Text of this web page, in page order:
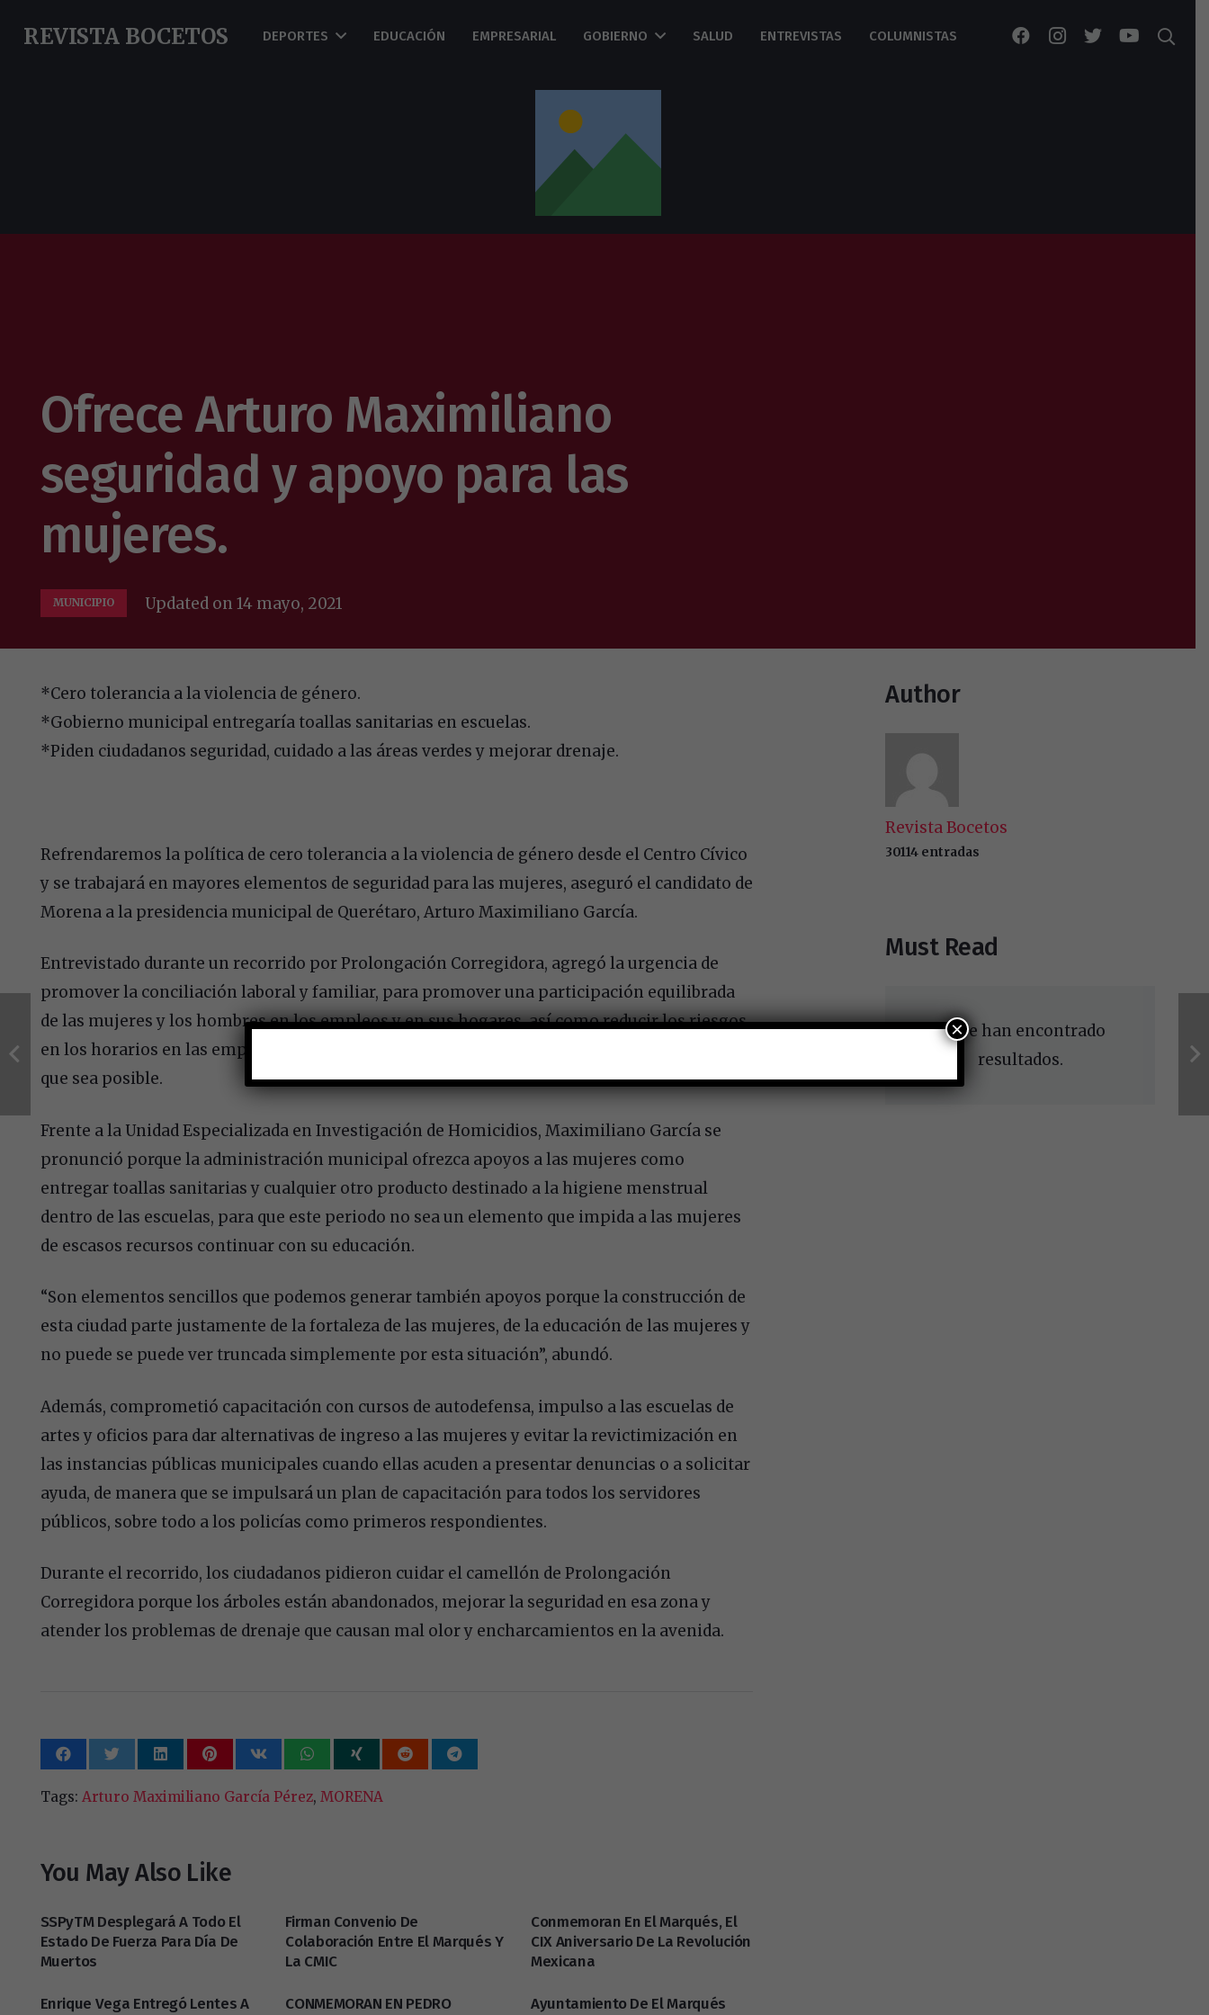
REVISTA BOCETOS DEPORTES EDUCACIÓN EMPRESARIAL GOBIERNO SALUD ENTREVISTAS COLUMNISTAS
Ofrece Arturo Maximiliano
seguridad y apoyo para las
mujeres.
MUNICIPIO Updated on14 mayo, 2021
*Cero tolerancia a la violencia de género.
*Gobierno municipal entregaría toallas sanitarias en escuelas.
*Piden ciudadanos seguridad, cuidado a las áreas verdes y mejorar drenaje.
Refrendaremos la política de cero tolerancia a la violencia de género desde el Centro Cívico
y se trabajará en mayores elementos de seguridad para las mujeres, aseguró el candidato de
Morena a la presidencia municipal de Querétaro, Arturo Maximiliano García.
Entrevistado durante un recorrido por Prolongación Corregidora, agregó la urgencia de
promover la conciliación laboral y familiar, para promover una participación equilibrada
de las mujeres y los hombres en los empleos y en sus hogares, así como reducir los riesgos
en los horarios en las empresas, al igual que aprovechar el home office en todas las áreas
que sea posible.
Frente a la Unidad Especializada en Investigación de Homicidios, Maximiliano García se
pronunció porque la administración municipal ofrezca apoyos a las mujeres como
entregar toallas sanitarias y cualquier otro producto destinado a la higiene menstrual
dentro de las escuelas, para que este periodo no sea un elemento que impida a las mujeres
de escasos recursos continuar con su educación.
“Son elementos sencillos que podemos generar también apoyos porque la construcción de
esta ciudad parte justamente de la fortaleza de las mujeres, de la educación de las mujeres y
no puede se puede ver truncada simplemente por esta situación”, abundó.
Además, comprometió capacitación con cursos de autodefensa, impulso a las escuelas de
artes y oficios para dar alternativas de ingreso a las mujeres y evitar la revictimización en
las instancias públicas municipales cuando ellas acuden a presentar denuncias o a solicitar
ayuda, de manera que se impulsará un plan de capacitación para todos los servidores
públicos, sobre todo a los policías como primeros respondientes.
Durante el recorrido, los ciudadanos pidieron cuidar el camellón de Prolongación
Corregidora porque los árboles están abandonados, mejorar la seguridad en esa zona y
atender los problemas de drenaje que causan mal olor y encharcamientos en la avenida.
Tags: Arturo Maximiliano García Pérez, MORENA
You May Also Like
SSPyTM Desplegará A Todo El
Estado De Fuerza Para Día De
Muertos
Firman Convenio De
Colaboración Entre El Marqués Y
La CMIC
Conmemoran En El Marqués, El
CIX Aniversario De La Revolución
Mexicana
Enrique Vega Entregó Lentes A
CONMEMORAN EN PEDRO
Ayuntamiento De El Marqués
Author
Revista Bocetos
30114 entradas
Must Read
No se han encontrado
resultados.
×